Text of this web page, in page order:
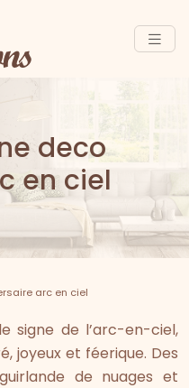
deco
en ciel
arc en ciel
signe de l’arc-en-ciel,
joyeux et féerique. Des
de nuages et